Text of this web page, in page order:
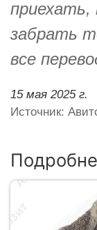
приехать,
забрать
все
15 мая 2025 г.
Источник: